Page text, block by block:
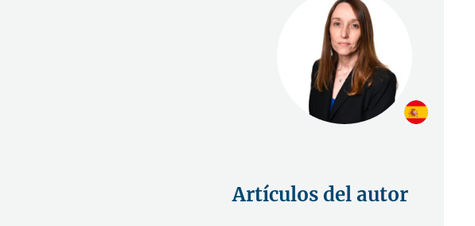
Artículos del autor